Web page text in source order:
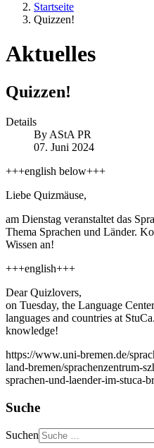
Startseite
Quizzen!
Aktuelles
Quizzen!
Details
By AStA PR
07. Juni 2024
+++english below+++
Liebe Quizmäuse,
am Dienstag veranstaltet das
Thema Sprachen und Länder.
Wissen an!
+++english+++
Dear Quizlovers,
on Tuesday, the Language
languages and countries at
knowledge!
https://www.uni-bremen.de/
land-bremen/sprachenzentrum-
sprachen-und-laender-im-stuca-
Suche
Suchen